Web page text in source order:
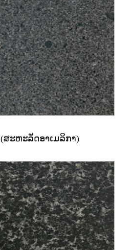
ສະຫະລັດອາເມລິກາ)